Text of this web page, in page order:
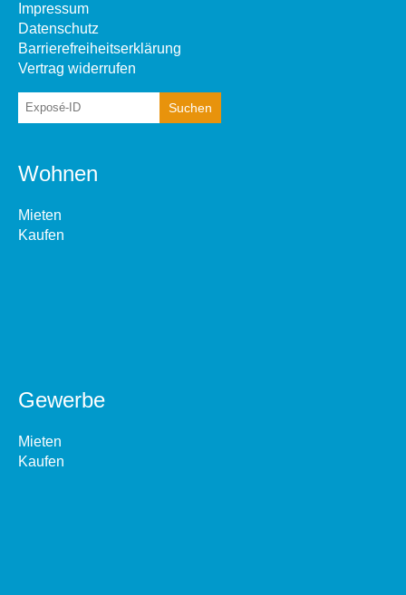
Impressum
Datenschutz
Barrierefreiheitserklärung
Vertrag widerrufen
Wohnen
Mieten
Kaufen
Gewerbe
Mieten
Kaufen